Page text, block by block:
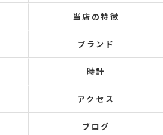
当店の特徴
ブランド
時計
アクセス
ブログ